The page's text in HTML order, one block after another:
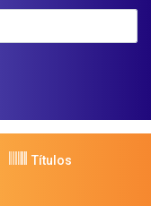
Títulos